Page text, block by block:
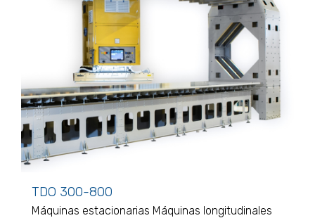
TDO 300-800
Máquinas estacionarias Máquinas longitudinales